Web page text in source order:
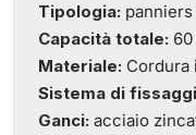
Tipologia:
Capacità totale:
Materiale: Cordura
Sistema di
Ganci: acciaio